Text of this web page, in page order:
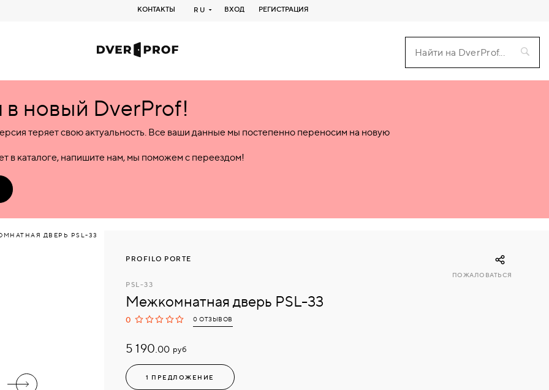
КОНТАКТЫ RU ВХОД РЕГИСТРАЦИЯ
новый DverProf!
теряет свою актуальность. Все ваши данные мы постепенно переносим на новую
в каталоге, напишите нам, мы поможем с переездом!
ДВЕРЬ PSL-33
PROFILO PORTE
PSL-33
Межкомнатная дверь PSL-33
0 0 ОТЗЫВОВ
5 190.00 руб
1 ПРЕДЛОЖЕНИЕ
ПОЖАЛОВАТЬСЯ